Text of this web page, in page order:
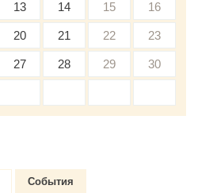
13 14 15 16
20 21 22 23
27 28 29 30
События